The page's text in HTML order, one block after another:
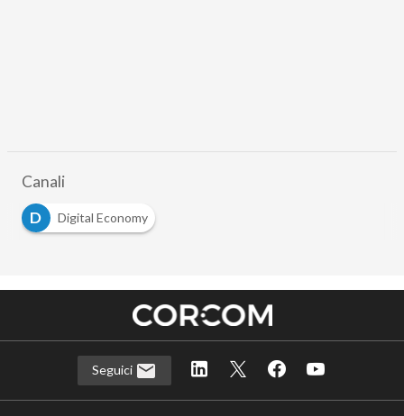
Canali
D
Digital Economy
Seguici